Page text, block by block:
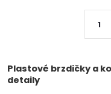
d
á
n
1
Plastové brzdičky a
detaily